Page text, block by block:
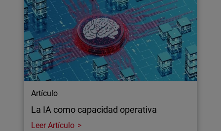
Artículo
La IA como capacidad operativa
Leer Artículo